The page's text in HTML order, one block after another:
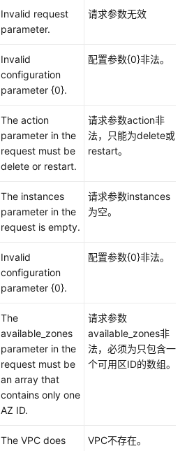
Invalid request
parameter.
请求参数无效
Invalid
configuration
parameter {0}.
配置参数{0}非法。
The action
parameter in the
request must be
delete or restart.
请求参数action非
法，只能为delete或
restart。
The instances
parameter in the
request is empty.
请求参数instances
为空。
Invalid
configuration
parameter {0}.
配置参数{0}非法。
The
available_zones
parameter in the
request must be
an array that
contains only one
AZ ID.
请求参数
available_zones非
法，必须为只包含一
个可用区ID的数组。
The VPC does
VPC不存在。